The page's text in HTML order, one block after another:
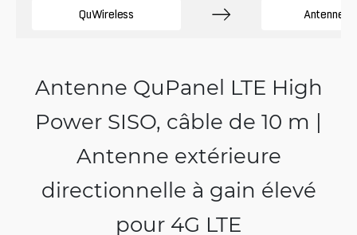
QuWireless Antennes
Antenne QuPanel LTE High
Power SISO, câble de 10 m |
Antenne extérieure
directionnelle à gain élevé
pour 4G LTE